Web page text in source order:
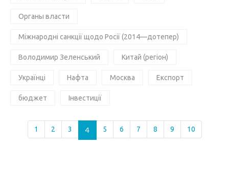
Органы власти
Міжнародні санкції щодо Росії (2014—дотепер)
Володимир Зеленський Китай (регіон)
Українці Нафта Москва Експорт
бюджет Інвестиції
1 2 3 4 5 6 7 8 9 10